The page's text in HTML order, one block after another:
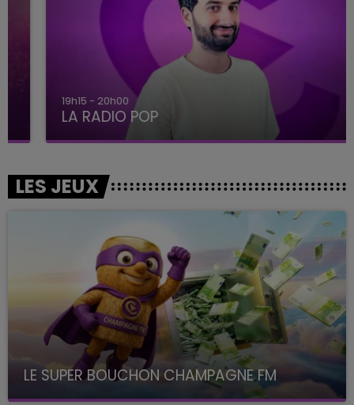
19h15 - 20h00
LA RADIO POP
LES JEUX
LE SUPER BOUCHON CHAMPAGNE FM
avec La Famille Champagne FM, à 8H10